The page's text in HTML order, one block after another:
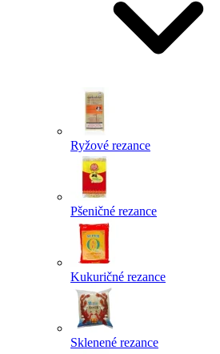
Ryžové rezance
Pšeničné rezance
Kukuričné rezance
Sklenené rezance